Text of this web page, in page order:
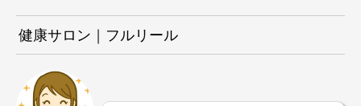
健康サロン｜フルリール